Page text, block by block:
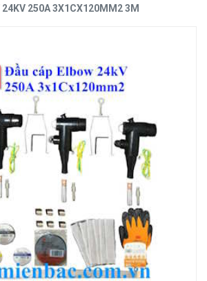
24KV 250A 3X1CX120MM2 3M